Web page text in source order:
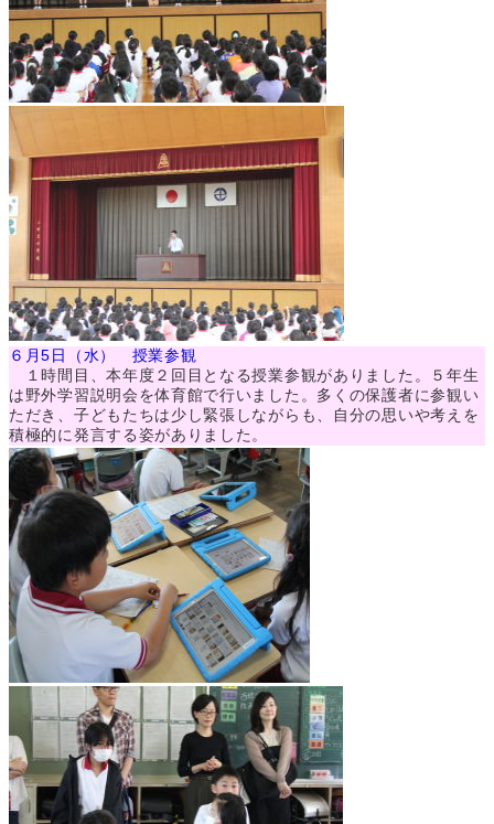
６月5日（水） 授業参観
１時間目、本年度２回目となる授業参観がありました。５年生
は野外学習説明会を体育館で行いました。多くの保護者に参観い
ただき、子どもたちは少し緊張しながらも、自分の思いや考えを
積極的に発言する姿がありました。